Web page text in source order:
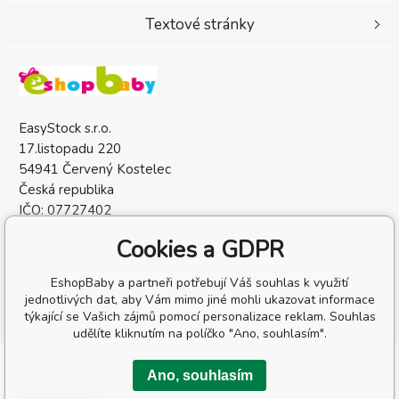
EasyStock s.r.o.
17.listopadu 220
54941 Červený Kostelec
Česká republika
IČO: 07727402
Textové stránky
Copyright © 2026 EasyStock s.r.o.
Všechna práva vyhrazena.
Cookies a GDPR
EshopBaby a partneři potřebují Váš souhlas k využití
jednotlivých dat, aby Vám mimo jiné mohli ukazovat informace
týkající se Vašich zájmů pomocí personalizace reklam. Souhlas
udělíte kliknutím na políčko "Ano, souhlasím".
Ano, souhlasím